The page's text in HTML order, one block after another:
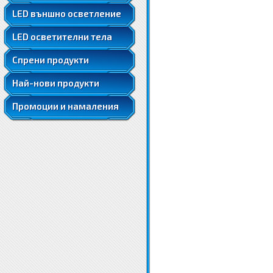
LED външно осветление
LED осветителни тела
Спрени продукти
LED ленти 5050
LED ленти 5050 RGB
LED ленти 5630
LED луни за вграждане
Най-нови продукти
Промоции и намаления